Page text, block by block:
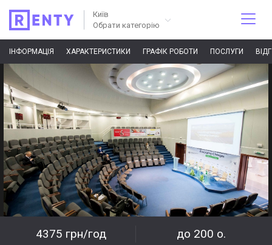
Київ
Обрати категорію
ІНФОРМАЦІЯ ХАРАКТЕРИСТИКИ ГРАФІК РОБОТИ ПОСЛУГИ
4375 грн/год до 200 о.